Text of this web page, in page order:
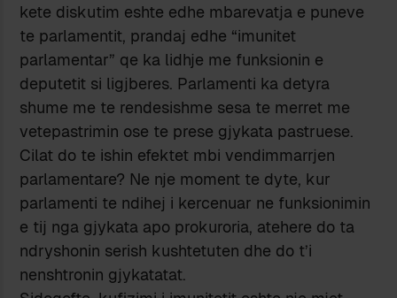
kete diskutim eshte edhe mbarevatja e puneve
te parlamentit, prandaj edhe “imunitet
parlamentar” qe ka lidhje me funksionin e
deputetit si ligjberes. Parlamenti ka detyra
shume me te rendesishme sesa te merret me
vetepastrimin ose te prese gjykata pastruese.
Cilat do te ishin efektet mbi vendimmarrjen
parlamentare? Ne nje moment te dyte, kur
parlamenti te ndihej i kercenuar ne funksionimin
e tij nga gjykata apo prokuroria, atehere do ta
ndryshonin serish kushtetuten dhe do t’i
nenshtronin gjykatatat.